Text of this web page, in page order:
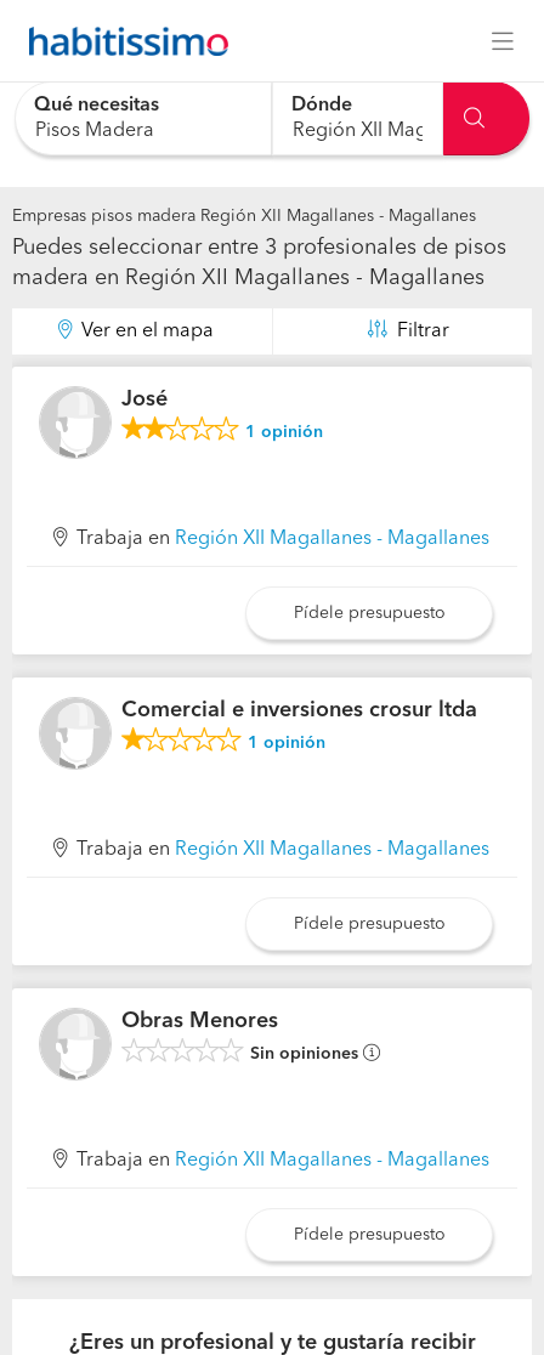
Qué necesitas Dónde
Empresas pisos madera Región XII Magallanes - Magallanes
Puedes seleccionar entre 3 profesionales de pisos
madera en Región XII Magallanes - Magallanes
Ver en el mapa Filtrar
José
1 opinión
Trabaja en Región XII Magallanes - Magallanes
Pídele presupuesto
Comercial e inversiones crosur ltda
1 opinión
Trabaja en Región XII Magallanes - Magallanes
Pídele presupuesto
Obras Menores
Sin opiniones
Trabaja en Región XII Magallanes - Magallanes
Pídele presupuesto
¿Eres un profesional y te gustaría recibir